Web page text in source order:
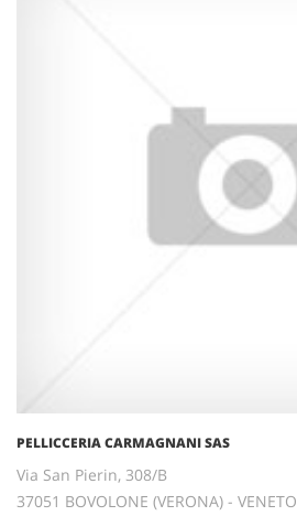
PELLICCERIA CARMAGNANI SAS
Via San Pierin, 308/B
37051 BOVOLONE (VERONA) - VENETO